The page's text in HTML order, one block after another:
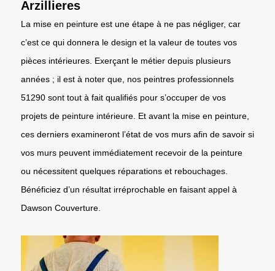
Arzillieres
La mise en peinture est une étape à ne pas négliger, car
c’est ce qui donnera le design et la valeur de toutes vos
pièces intérieures. Exerçant le métier depuis plusieurs
années ; il est à noter que, nos peintres professionnels
51290 sont tout à fait qualifiés pour s’occuper de vos
projets de peinture intérieure. Et avant la mise en peinture,
ces derniers examineront l’état de vos murs afin de savoir si
vos murs peuvent immédiatement recevoir de la peinture
ou nécessitent quelques réparations et rebouchages.
Bénéficiez d’un résultat irréprochable en faisant appel à
Dawson Couverture.